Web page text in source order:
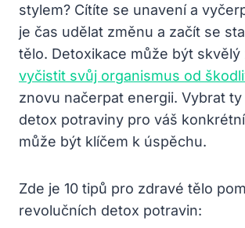
stylem? Cítíte se unavení a
je čas udělat změnu a začít se
tělo. Detoxikace může být skvělý
vyčistit svůj organismus od
znovu načerpat energii. Vybrat
detox potraviny pro váš
může být klíčem k úspěchu.
Zde je 10 tipů pro zdravé tělo
revolučních detox potravin: